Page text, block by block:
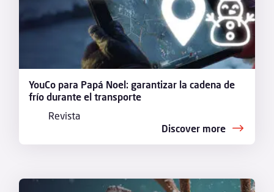
YouCo para Papá Noel: garantizar la cadena de
frío durante el transporte
Revista
Discover more